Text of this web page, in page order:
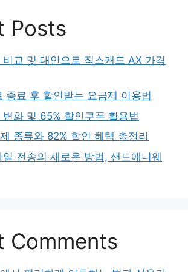
Posts
비교 및 대안으로 직스캐드 AX 가격
종료 후 할인받는 요금제 이용법
화 및 65% 할인쿠폰 활용법
종류와 82% 할인 혜택 총정리
전송의 새로운 방법, 샌드애니웨
Comments